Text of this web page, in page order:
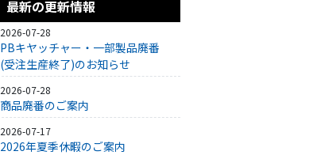
最新の更新情報
2026-07-28
PBキヤッチャー・一部製品廃番
(受注生産終了)のお知らせ
2026-07-28
商品廃番のご案内
2026-07-17
2026年夏季休暇のご案内